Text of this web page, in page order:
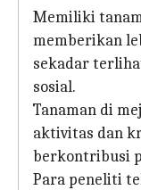
Memiliki
memberikan
sekadar
sosial.
Tanaman di
aktivitas dan
berkontribusi
Para peneliti